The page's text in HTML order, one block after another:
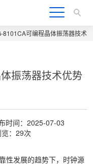
8101CA可编程晶体振荡器技术
振荡器技术优势
时间：2025-07-03
：29次
性发展的趋势下，时钟源